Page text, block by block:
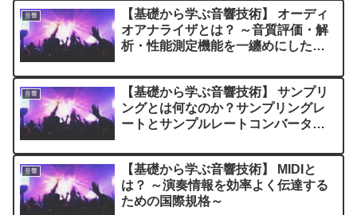
音響
【基礎から学ぶ音響技術】 オーディ
オアナライザとは？ ～音質評価・解
析・性能測定機能を一纏めにした装
音響
【基礎から学ぶ音響技術】 サンプリ
ングとは何なのか？サンプリングレ
ートとサンプルレートコンバータ
音響
【基礎から学ぶ音響技術】 MIDIと
は？ ～演奏情報を効率よく伝達する
ための国際規格～